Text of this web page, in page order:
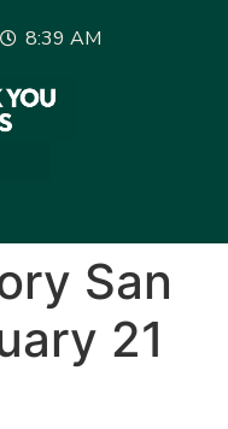
8:39 AM
San
21